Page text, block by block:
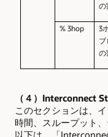
の
% 3hop 3
ブ
の
（４）Interconnect
このセクションは、
時間、スループット
以下は、「